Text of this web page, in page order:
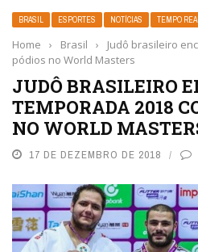
BRASIL ESPORTES NOTÍCIAS TEMPO
Home › Brasil ›
Judô brasileiro
pódios no World Masters
JUDÔ BRASILEIRO
TEMPORADA 2018
NO WORLD
17 DE DEZEMBRO DE 2018